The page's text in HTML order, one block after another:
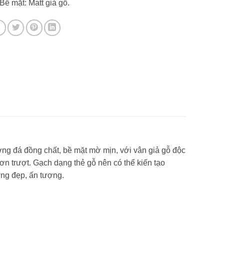
Bề mặt: Matt giả gỗ.
đá đồng chất, bề mặt mờ mịn, với vân giả gỗ độc
trượt. Gạch dạng thẻ gỗ nên có thể kiến tạo
đẹp, ấn tượng.